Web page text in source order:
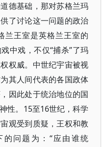
德基础，那对苏格兰玛
了讨论这一问题的政治
兰王室是英格兰王室的
中戏，不仅“捕杀”了玛
权威。中世纪宇宙被视
其人间代表的各国政体
因此处于统治地位的国
性。15至16世纪，科学
观受到质疑，王权和教
问题为：“应由谁统